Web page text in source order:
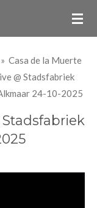
» Casa de la Muerte
@ Stadsfabriek
24-10-2025